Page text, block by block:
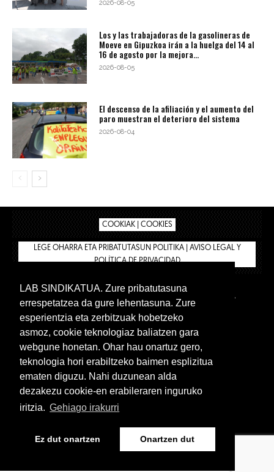
2026-08-05
Los y las trabajadoras de la gasolineras de
Moeve en Gipuzkoa irán a la huelga del 14 al
16 de agosto por la mejora...
2026-08-05
El descenso de la afiliación y el aumento del
paro muestran el deterioro del sistema
2026-08-04
COOKIAK | COOKIES
LEGE OHARRA ETA PRIBATUTASUN POLITIKA | AVISO LEGAL Y
POLÍTICA DE PRIVACIDAD
BIZILAN.EUS
TIENDA
INTRANET 🔑
Euskera Castellano
www.lab.eus
Euskera Castellano
LAB SINDIKATUA. Zure pribatutasuna
errespetatzea da gure lehentasuna. Zure
esperientzia eta zerbitzuak hobetzeko
asmoz, cookie teknologiaz baliatzen gara
webgune honetan. Ohar hau onartuz gero,
teknologia hori erabiltzeko baimen esplizitua
ematen diguzu. Nahi duzunean alda
dezakezu cookie-en erabileraren inguruko
iritzia. Gehiago irakurri
Ez dut onartzen Onartzen dut